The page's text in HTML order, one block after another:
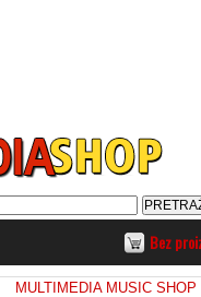
Bez
MULTIMEDIA MUSIC SHOP